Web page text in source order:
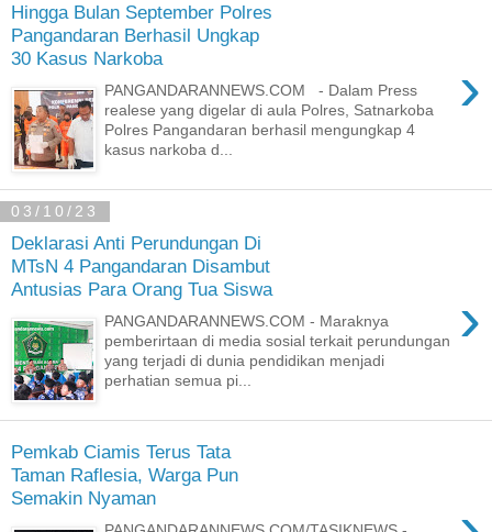
Hingga Bulan September Polres
Pangandaran Berhasil Ungkap
30 Kasus Narkoba
›
PANGANDARANNEWS.COM - Dalam Press
realese yang digelar di aula Polres, Satnarkoba
Polres Pangandaran berhasil mengungkap 4
kasus narkoba d...
03/10/23
Deklarasi Anti Perundungan Di
MTsN 4 Pangandaran Disambut
Antusias Para Orang Tua Siswa
›
PANGANDARANNEWS.COM - Maraknya
pemberirtaan di media sosial terkait perundungan
yang terjadi di dunia pendidikan menjadi
perhatian semua pi...
Pemkab Ciamis Terus Tata
Taman Raflesia, Warga Pun
Semakin Nyaman